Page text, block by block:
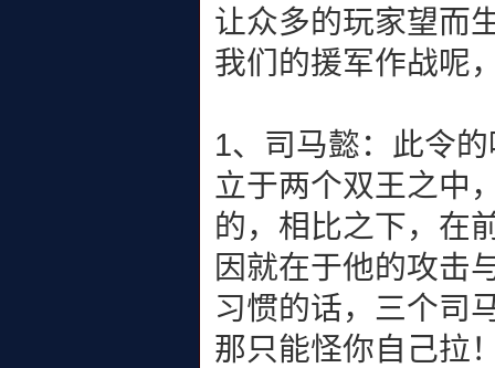
让众多的玩家望而
我们的援军作战
1、司马懿：此令
立于两个双王之中
的，相比之下，在
因就在于他的攻击
习惯的话，三个司
那只能怪你自己拉